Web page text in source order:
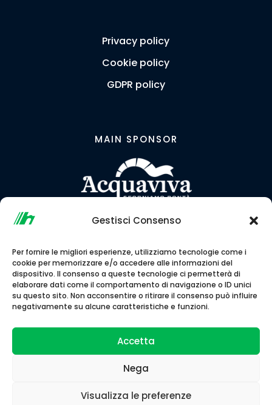
Gestisci Consenso
Per fornire le migliori esperienze, utilizziamo tecnologie come i
cookie per memorizzare e/o accedere alle informazioni del
dispositivo. Il consenso a queste tecnologie ci permetterà di
elaborare dati come il comportamento di navigazione o ID unici
su questo sito. Non acconsentire o ritirare il consenso può influire
negativamente su alcune caratteristiche e funzioni.
Accetta
Nega
Visualizza le preferenze
Privacy policy
Cookie policy
GDPR policy
MAIN SPONSOR
Normanna A.S.D. © 2026 | Codice Fiscale